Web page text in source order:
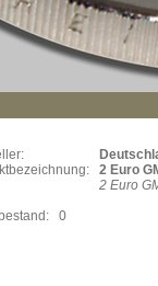
2 Euro
2 Euro
0